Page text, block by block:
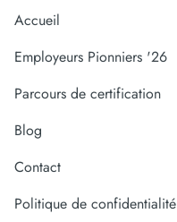
Accueil
Employeurs Pionniers '26
Parcours de certification
Blog
Contact
Politique de confidentialité